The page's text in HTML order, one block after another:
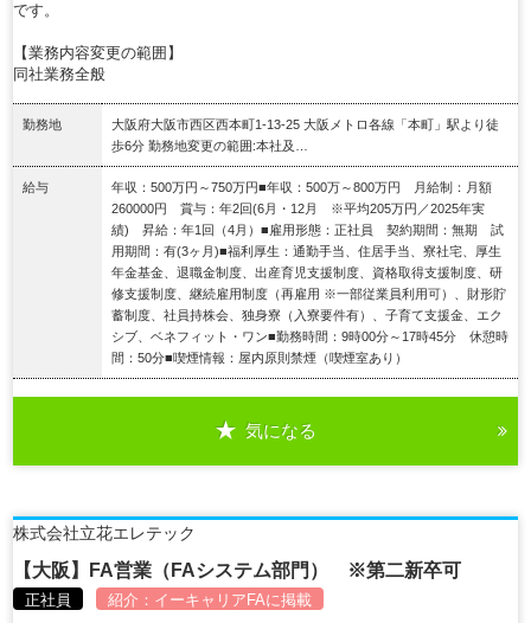
です。
【業務内容変更の範囲】
同社業務全般
勤務地
大阪府大阪市西区西本町1-13-25 大阪メトロ各線「本町」駅より徒
歩6分 勤務地変更の範囲:本社及…
給与
年収：500万円～750万円■年収：500万～800万円 月給制：月額
260000円 賞与：年2回(6月・12月 ※平均205万円／2025年実
績) 昇給：年1回（4月）■雇用形態：正社員 契約期間：無期 試
用期間：有(3ヶ月)■福利厚生：通勤手当、住居手当、寮社宅、厚生
年金基金、退職金制度、出産育児支援制度、資格取得支援制度、研
修支援制度、継続雇用制度（再雇用 ※一部従業員利用可）、財形貯
蓄制度、社員持株会、独身寮（入寮要件有）、子育て支援金、エク
シブ、ベネフィット・ワン■勤務時間：9時00分～17時45分 休憩時
間：50分■喫煙情報：屋内原則禁煙（喫煙室あり）
気になる
株式会社立花エレテック
【大阪】FA営業（FAシステム部門） ※第二新卒可
正社員 紹介： イーキャリアFAに掲載